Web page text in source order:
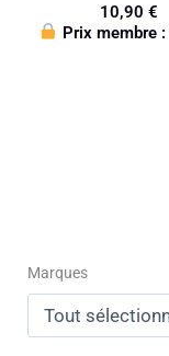
Marques
10,90 €
Prix membre :